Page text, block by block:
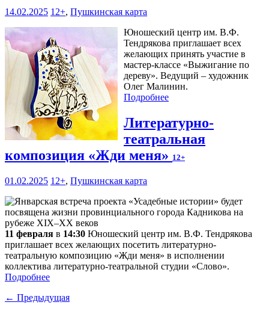
14.02.2025 12+, Пушкинская карта
Юношеский центр им. В.Ф.
Тендрякова приглашает всех
желающих принять участие в
мастер-классе «Выжигание по
дереву». Ведущий – художник
Олег Малинин.
Подробнее
Литературно-
театральная
композиция «Жди меня» 12+
01.02.2025 12+, Пушкинская карта
11 февраля в 14:30 Юношеский центр им. В.Ф. Тендрякова
приглашает всех желающих посетить литературно-
театральную композицию «Жди меня» в исполнении
коллектива литературно-театральной студии «Слово».
Подробнее
← Предыдущая